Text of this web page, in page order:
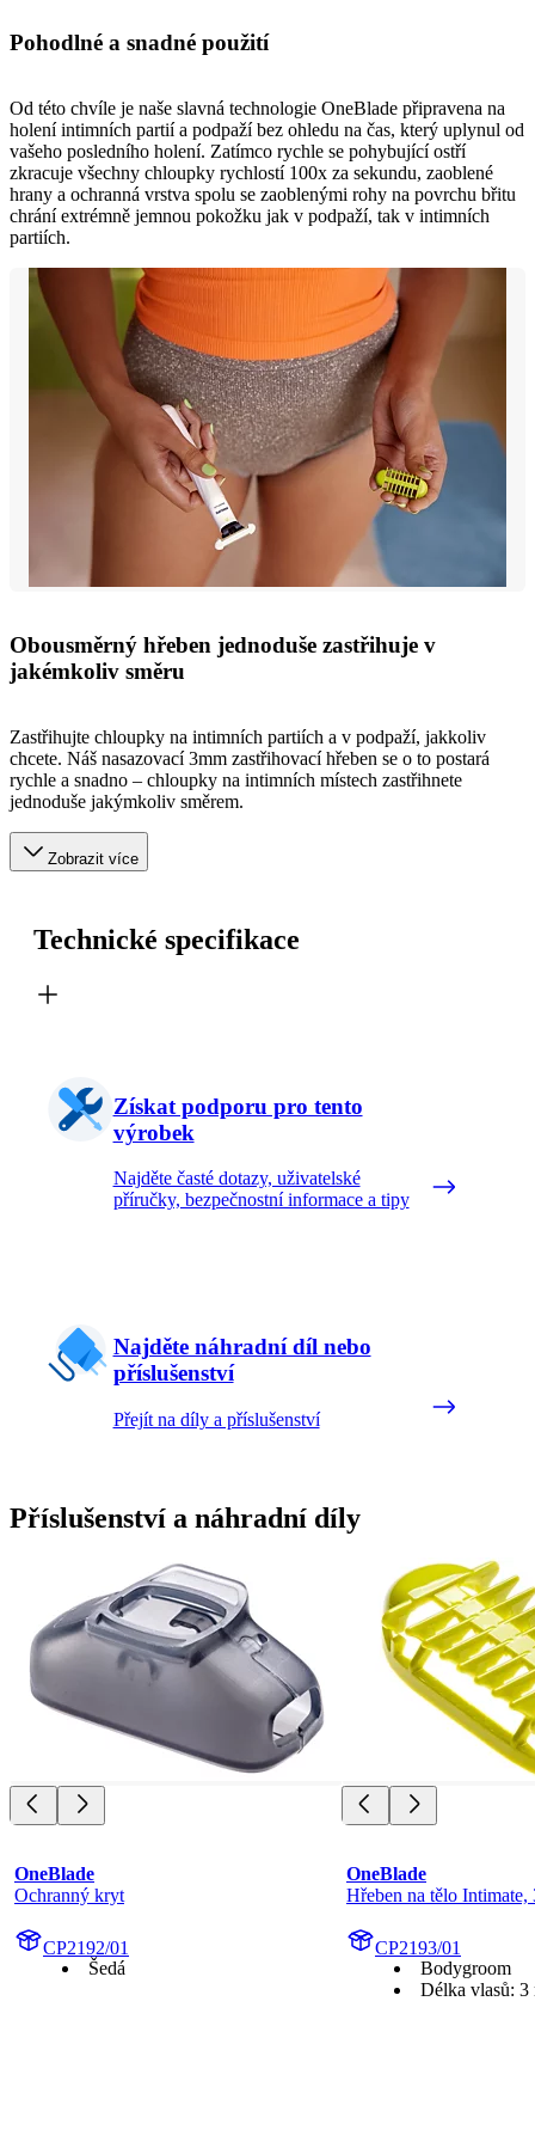
Pohodlné a snadné použití
Od této chvíle je naše slavná technologie OneBlade připravena na
holení intimních partií a podpaží bez ohledu na čas, který uplynul od
vašeho posledního holení. Zatímco rychle se pohybující ostří
zkracuje všechny chloupky rychlostí 100x za sekundu, zaoblené
hrany a ochranná vrstva spolu se zaoblenými rohy na povrchu břitu
chrání extrémně jemnou pokožku jak v podpaží, tak v intimních
partiích.
Obousměrný hřeben jednoduše zastřihuje v
jakémkoliv směru
Zastřihujte chloupky na intimních partiích a v podpaží, jakkoliv
chcete. Náš nasazovací 3mm zastřihovací hřeben se o to postará
rychle a snadno – chloupky na intimních místech zastřihnete
jednoduše jakýmkoliv směrem.
Zobrazit více
Technické specifikace
Získat podporu pro tento
výrobek
Najděte časté dotazy, uživatelské
příručky, bezpečnostní informace a tipy
Najděte náhradní díl nebo
příslušenství
Přejít na díly a příslušenství
Příslušenství a náhradní díly
OneBlade
Ochranný kryt
CP2192/01
Šedá
OneBlade
Hřeben na tělo Intimate,
CP2193/01
Bodygroom
Délka vlasů: 3